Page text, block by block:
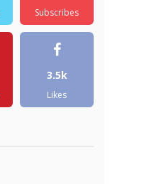
Subscribes
3.5k
Likes